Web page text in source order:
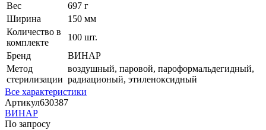
Вес
697 г
Ширина
150 мм
Количество в
комплекте
100 шт.
Бренд
ВИНАР
Метод
стерилизации
воздушный, паровой, пароформальдегидный,
радиационый, этиленоксидный
Все характеристики
Артикул630387
ВИНАР
По запросу